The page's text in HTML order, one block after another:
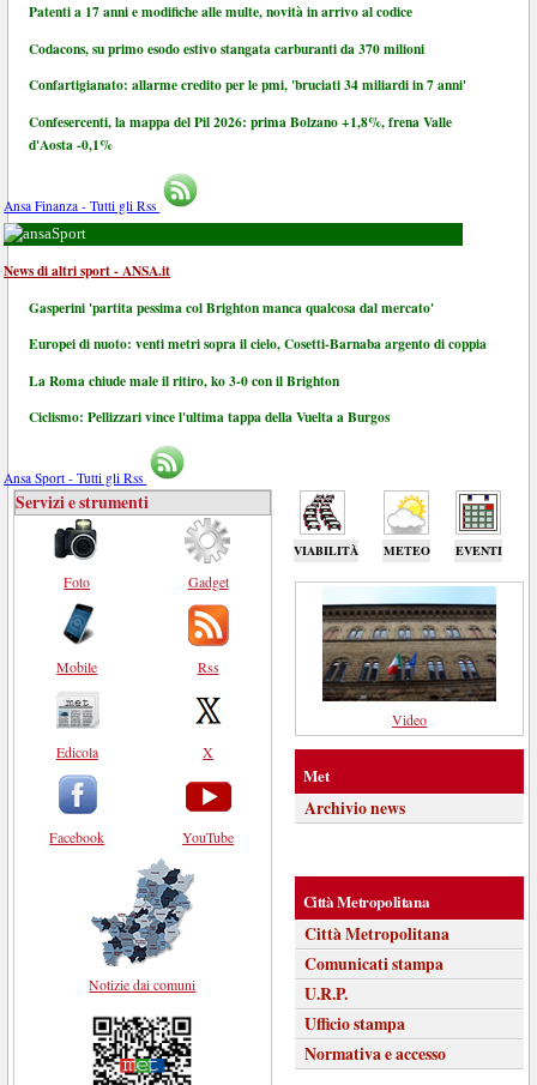
Patenti a 17 anni e modifiche alle multe, novità in arrivo al codice
Codacons, su primo esodo estivo stangata carburanti da 370 milioni
Confartigianato: allarme credito per le pmi, 'bruciati 34 miliardi in 7 anni'
Confesercenti, la mappa del Pil 2026: prima Bolzano +1,8%, frena Valle
d'Aosta -0,1%
Ansa Finanza - Tutti gli Rss
Sport
News di altri sport - ANSA.it
Gasperini 'partita pessima col Brighton manca qualcosa dal mercato'
Europei di nuoto: venti metri sopra il cielo, Cosetti-Barnaba argento di coppia
La Roma chiude male il ritiro, ko 3-0 con il Brighton
Ciclismo: Pellizzari vince l'ultima tappa della Vuelta a Burgos
Ansa Sport - Tutti gli Rss
VIABILITÀ METEO EVENTI
Servizi e strumenti
Foto
Mobile
Edicola
Facebook
Gadget
Rss
X
YouTube
Notizie dai comuni
Video
Met
Archivio news
Città Metropolitana
Città Metropolitana
Comunicati stampa
U.R.P.
Ufficio stampa
Normativa e accesso